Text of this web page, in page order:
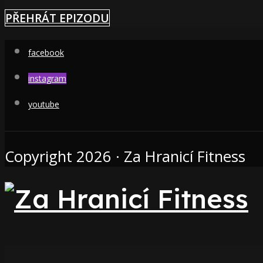
PŘEHRÁT EPIZODU
facebook
instagram
youtube
Copyright 2026 · Za Hranicí Fitness